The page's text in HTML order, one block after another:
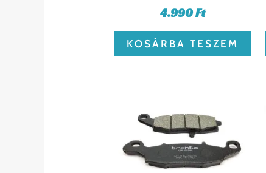
4.990Ft
KOSÁRBA TESZEM